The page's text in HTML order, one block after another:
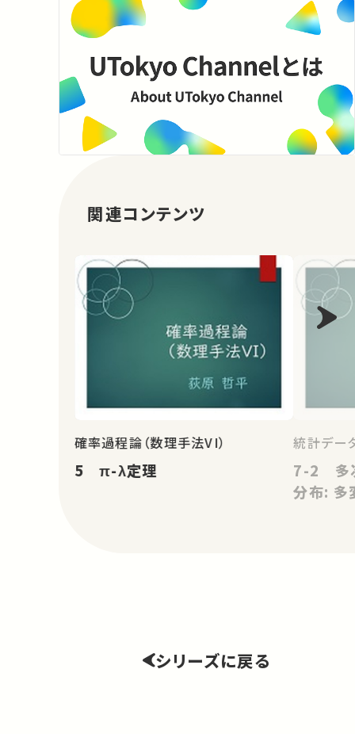
関連コンテンツ
確率過程論（数理手法VI）
5 π-λ定理
統計デー
7-2 多
分布: 多
シリーズに戻る